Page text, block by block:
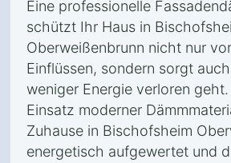
Eine professionelle
schützt Ihr Haus in
Oberweißenbrunn nicht nur
Einflüssen, sondern sorgt
weniger Energie verloren
Einsatz moderner
Zuhause in Bischofsheim
energetisch aufgewertet und